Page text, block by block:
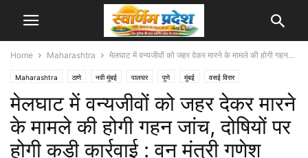
Home Maharashtra मेलघाट में वन्यजीवों को जहर देकर मारने के मामले की होगी गहन...
Maharashtra ठाणे नवी मुंबई पालघर पुणे मुंबई वसई विरार
मेलघाट में वन्यजीवों को जहर देकर मारने
के मामले की होगी गहन जांच, दोषियों पर
होगी कड़ी कार्रवाई : वन मंत्री गणेश